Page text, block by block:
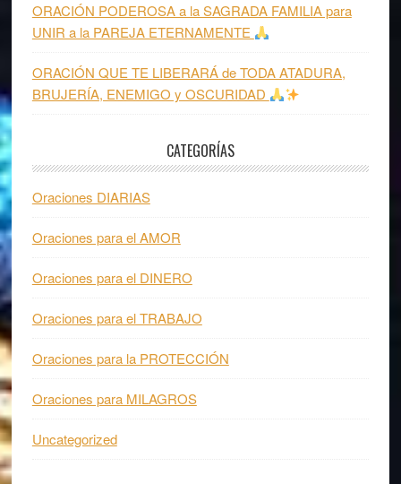
ORACIÓN PODEROSA a la SAGRADA FAMILIA para
UNIR a la PAREJA ETERNAMENTE
ORACIÓN QUE TE LIBERARÁ de TODA ATADURA,
BRUJERÍA, ENEMIGO y OSCURIDAD
CATEGORÍAS
Oraciones DIARIAS
Oraciones para el AMOR
Oraciones para el DINERO
Oraciones para el TRABAJO
Oraciones para la PROTECCIÓN
Oraciones para MILAGROS
Uncategorized